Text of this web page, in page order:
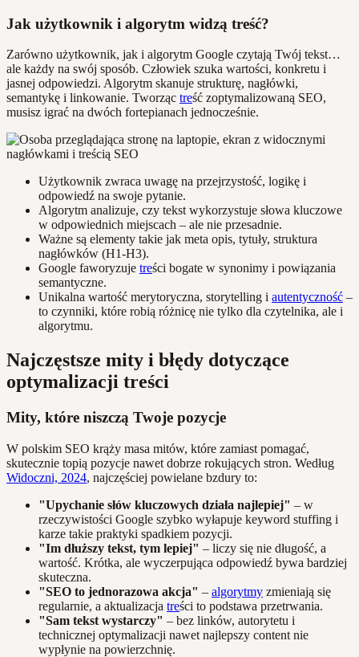
Jak użytkownik i algorytm widzą treść?
Zarówno użytkownik, jak i algorytm Google czytają Twój tekst…
ale każdy na swój sposób. Człowiek szuka wartości, konkretu i
jasnej odpowiedzi. Algorytm skanuje strukturę, nagłówki,
semantykę i linkowanie. Tworząc treść zoptymalizowaną SEO,
musisz igrać na dwóch fortepianach jednocześnie.
Użytkownik zwraca uwagę na przejrzystość, logikę i
odpowiedź na swoje pytanie.
Algorytm analizuje, czy tekst wykorzystuje słowa kluczowe
w odpowiednich miejscach – ale nie przesadnie.
Ważne są elementy takie jak meta opis, tytuły, struktura
nagłówków (H1-H3).
Google faworyzuje treści bogate w synonimy i powiązania
semantyczne.
Unikalna wartość merytoryczna, storytelling i autentyczność –
to czynniki, które robią różnicę nie tylko dla czytelnika, ale i
algorytmu.
Najczęstsze mity i błędy dotyczące
optymalizacji treści
Mity, które niszczą Twoje pozycje
W polskim SEO krąży masa mitów, które zamiast pomagać,
skutecznie topią pozycje nawet dobrze rokujących stron. Według
Widoczni, 2024, najczęściej powielane bzdury to:
"Upychanie słów kluczowych działa najlepiej" – w
rzeczywistości Google szybko wyłapuje keyword stuffing i
karze takie praktyki spadkiem pozycji.
"Im dłuższy tekst, tym lepiej" – liczy się nie długość, a
wartość. Krótka, ale wyczerpująca odpowiedź bywa bardziej
skuteczna.
"SEO to jednorazowa akcja" – algorytmy zmieniają się
regularnie, a aktualizacja treści to podstawa przetrwania.
"Sam tekst wystarczy" – bez linków, autorytetu i
technicznej optymalizacji nawet najlepszy content nie
wypłynie na powierzchnię.